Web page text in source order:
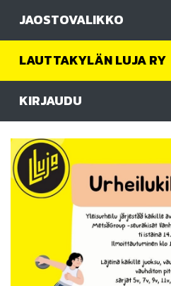
JAOSTOVALIKKO
LAUTTAKYLÄN LUJA RY
KIRJAUDU